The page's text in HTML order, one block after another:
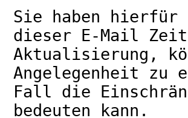
Sie haben hierfür
dieser E-Mail
Aktualisierung,
Angelegenheit zu
Fall die
bedeuten kann.